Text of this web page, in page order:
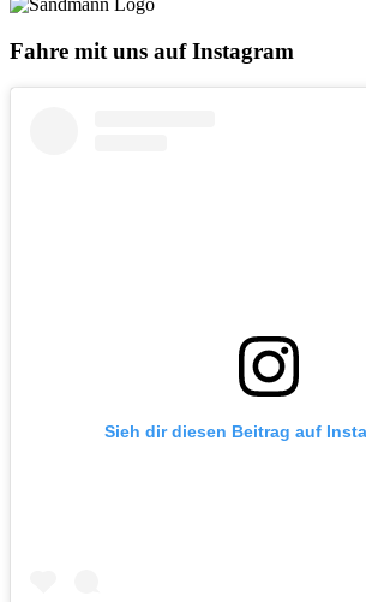
Fahre mit uns auf Instagram
Sieh dir diesen Beitrag auf